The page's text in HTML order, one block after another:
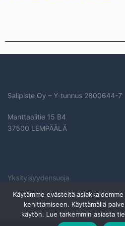
Salipiste Oy – Y-tunnus 2800644-7
Manttaalitie 15 B4
37500 LEMPÄÄLÄ
Yksityisyydensuoja
Käytämme evästeitä
kehittämiseen. Käyttämällä
käytön. Lue tarkemmin asiasta